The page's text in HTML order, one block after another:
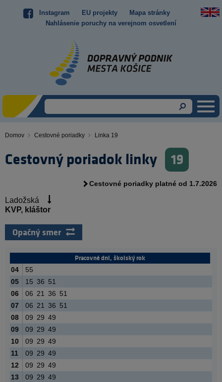
Instagram EU projekty
Mapa stránky
Nahlásenie poruchy na verejnom osvetlení
Domov Cestovné poriadky Linka 19
Cestovný poriadok linky 19
Cestovné poriadky platné od 1.7.2026
Ladožská
KVP, kláštor
Opačný smer
Pracovné dni, školský rok
04
55
05
15 36 51
06
06 21 36 51
07
06 21 36 51
08
09 29 49
09
09 29 49
10
09 29 49
11
09 29 49
12
09 29 49
13
09 29 49